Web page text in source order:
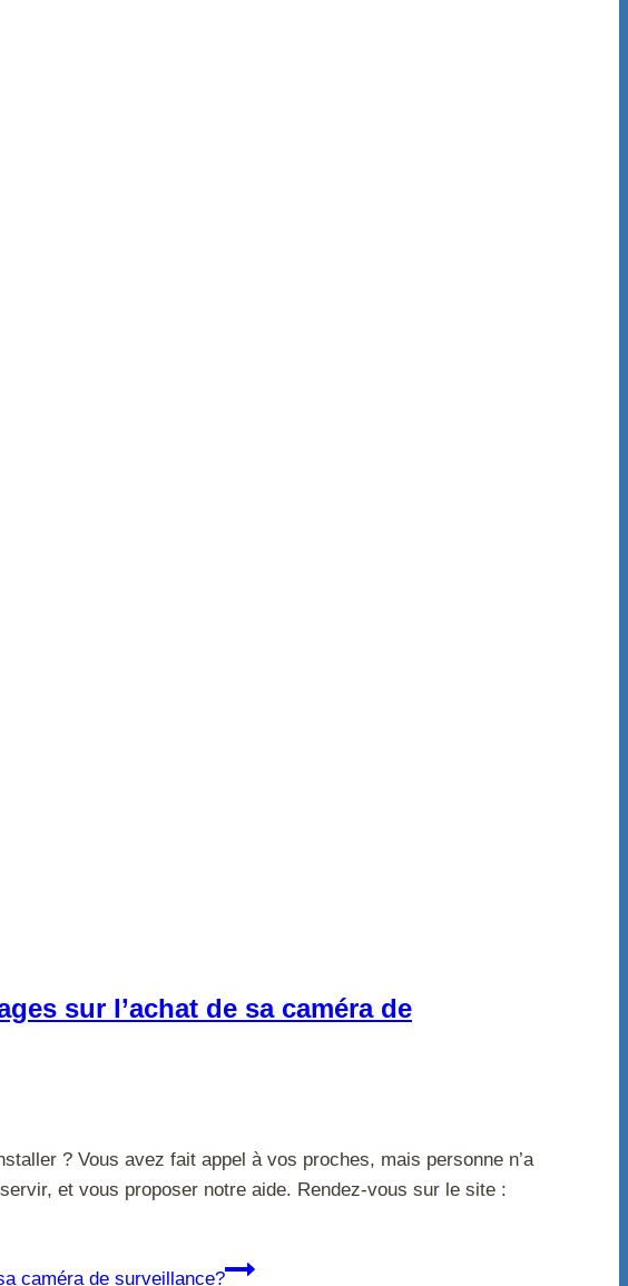
sur l’achat de sa caméra de
? Vous avez fait appel à vos proches, mais personne n’a
et vous proposer notre aide. Rendez-vous sur le site :
caméra de surveillance?